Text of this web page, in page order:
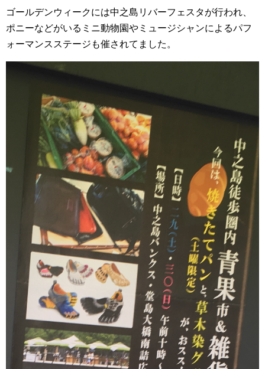
ゴールデンウィークには中之島リバーフェスタが行われ、
ポニーなどがいるミニ動物園やミュージシャンによるパフ
ォーマンスステージも催されてました。